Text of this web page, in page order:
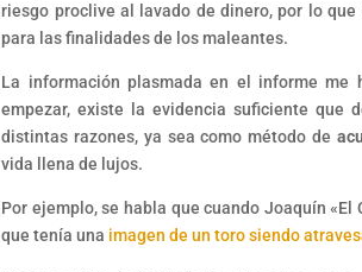
riesgo proclive al lavado de dinero, por lo
para las finalidades de los maleantes.
La información plasmada en el informe me
empezar, existe la evidencia suficiente que
distintas razones, ya sea como método de
vida llena de lujos.
Por ejemplo, se habla que cuando Joaquín
que tenía una imagen de un toro siendo